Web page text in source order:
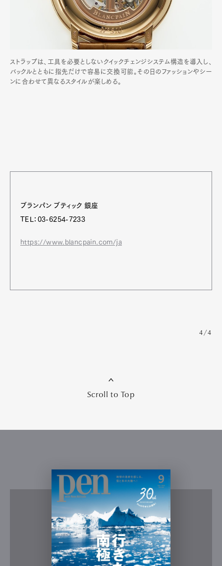
ストラップは、工具を必要としないクイックチェンジシステム構造を導入し、
バックルとともに指先だけで容易に交換可能。その日のファッションやシー
ンに合わせて異なるスタイルが楽しめる。
ブランパン ブティック 銀座
TEL：03-6254-7233
https://www.blancpain.com/ja
4/4
Scroll to Top